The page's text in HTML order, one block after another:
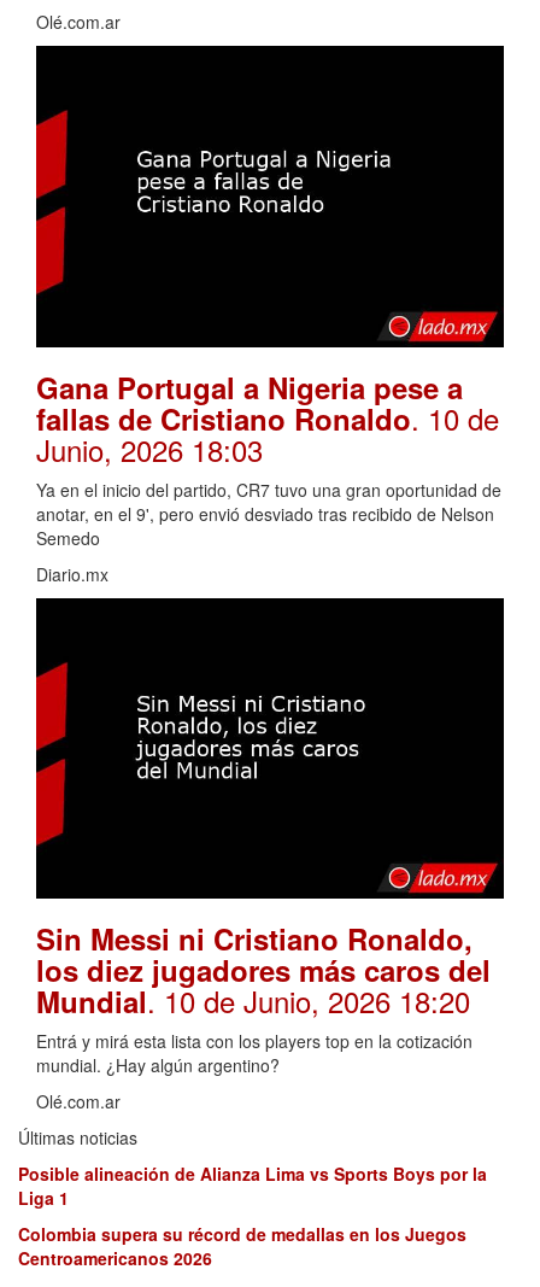
Olé.com.ar
Gana Portugal a Nigeria pese a
fallas de Cristiano Ronaldo. 10 de
Junio, 2026 18:03
Ya en el inicio del partido, CR7 tuvo una gran oportunidad de
anotar, en el 9', pero envió desviado tras recibido de Nelson
Semedo
Diario.mx
Sin Messi ni Cristiano Ronaldo,
los diez jugadores más caros del
Mundial. 10 de Junio, 2026 18:20
Entrá y mirá esta lista con los players top en la cotización
mundial. ¿Hay algún argentino?
Olé.com.ar
Últimas noticias
Posible alineación de Alianza Lima vs Sports Boys por la
Liga 1
Colombia supera su récord de medallas en los Juegos
Centroamericanos 2026